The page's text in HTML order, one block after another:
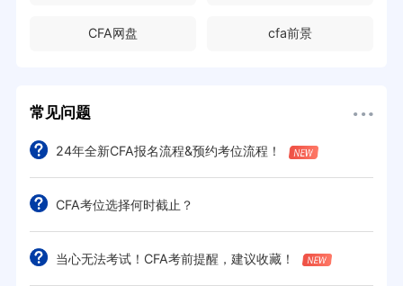
CFA网盘 cfa前景
常见问题
24年全新CFA报名流程&预约考位流程！
CFA考位选择何时截止？
当心无法考试！CFA考前提醒，建议收藏！